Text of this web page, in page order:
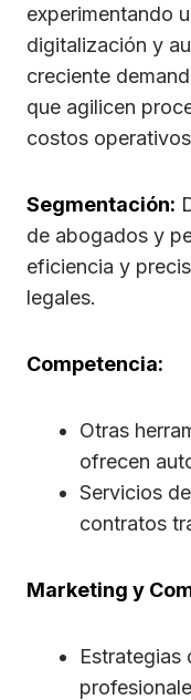
experimentando
digitalización y
creciente
que agilicen
costos
Segmentación:
de abogados y
eficiencia y
legales.
Competencia:
Otras
ofrecen
Servicios
contratos
Marketing y
Estrategias